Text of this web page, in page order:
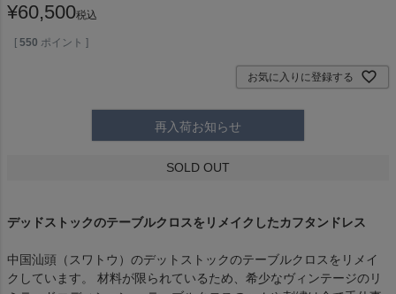
¥60,500税込
[ 550 ポイント ]
お気に入りに登録する
再入荷お知らせ
SOLD OUT
デッドストックのテーブルクロスをリメイクしたカフタンドレス
中国汕頭（スワトウ）のデットストックのテーブルクロスをリメイ
クしています。 材料が限られているため、希少なヴィンテージのリ